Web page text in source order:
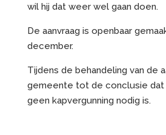
wil hij dat weer wel gaan doen.
De aanvraag is openbaar
december.
Tijdens de behandeling van de
gemeente tot de conclusie dat
geen kapvergunning nodig is.